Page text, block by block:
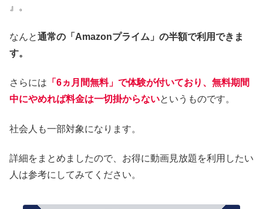
』。
なんと通常の「Amazonプライム」の半額で利用できま
す。
さらには 「6ヵ月間無料」で体験が付いており、無料期間
中にやめれば料金は一切掛からないというものです。
社会人も一部対象になります。
詳細をまとめましたので、お得に動画見放題を利用したい
人は参考にしてみてください。